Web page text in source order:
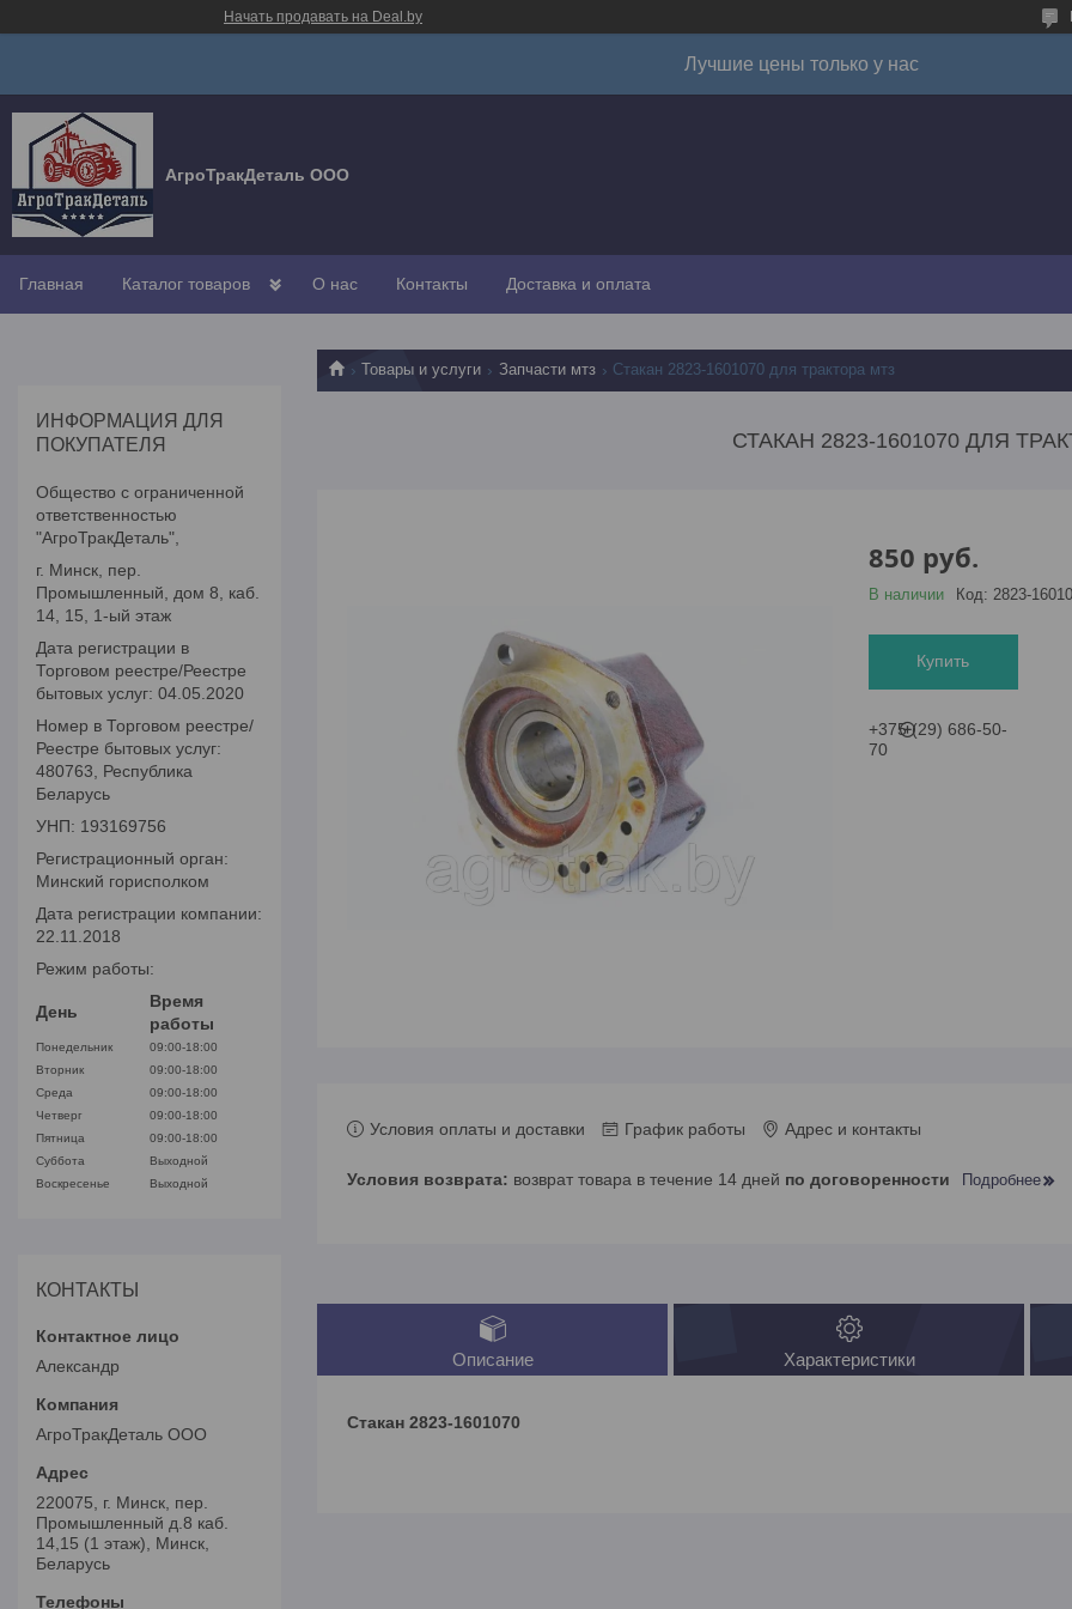
Начать продавать на Deal.by
Лучшие цены только у нас
АгроТракДеталь ООО
Главная Каталог товаров О нас Контакты Доставка и оплата
Товары и услуги Запчасти мтз Стакан 2823-1601070 для трактора мтз
СТАКАН 2823-1601070 ДЛЯ
850 руб.
В наличии Код: 2823-
Купить
+375 (29) 686-50-
70
Условия оплаты и доставки График работы Адрес и контакты
возврат товара в течение 14 дней по договоренности Подробнее
Описание Характеристики
Стакан 2823-1601070
ИНФОРМАЦИЯ ДЛЯ
ПОКУПАТЕЛЯ
Общество с ограниченной
ответственностью
"АгроТракДеталь",
г. Минск, пер.
Промышленный, дом 8, каб.
14, 15, 1-ый этаж
Дата регистрации в
Торговом реестре/Реестре
бытовых услуг: 04.05.2020
Номер в Торговом реестре/
Реестре бытовых услуг:
480763, Республика
Беларусь
УНП: 193169756
Регистрационный орган:
Минский горисполком
Дата регистрации компании:
22.11.2018
Режим работы:
День
Время
работы
Понедельник
09:00-18:00
Вторник
09:00-18:00
Среда
09:00-18:00
Четверг
09:00-18:00
Пятница
09:00-18:00
Суббота
Выходной
Воскресенье
Выходной
КОНТАКТЫ
Александр
АгроТракДеталь ООО
220075, г. Минск, пер.
Промышленный д.8 каб.
14,15 (1 этаж), Минск,
Беларусь